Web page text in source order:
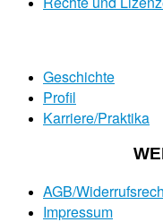
Geschichte
Profil
Karriere/Praktika
AGB/
Impressum